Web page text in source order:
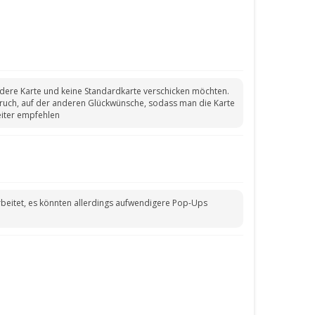
Karte und keine Standardkarte verschicken möchten.
auf der anderen Glückwünsche, sodass man die Karte
empfehlen
es könnten allerdings aufwendigere Pop-Ups